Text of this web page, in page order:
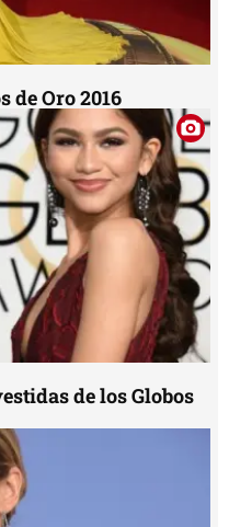
de Oro 2016
de los Globos